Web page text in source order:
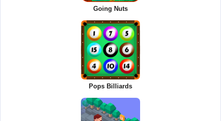
Going Nuts
Pops Billiards